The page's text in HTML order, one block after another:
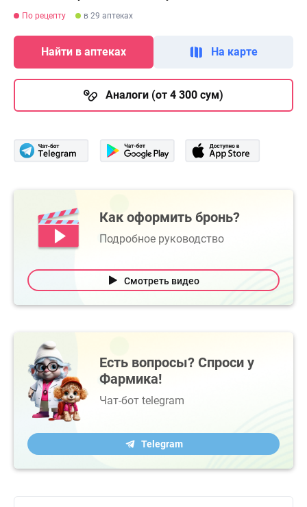
По рецепту в 29 аптеках
Найти в аптеках На карте
Аналоги (от 4 300 сум)
Как оформить бронь?
Подробное руководство
Смотреть видео
Есть вопросы? Спроси у
Фармика!
Чат-бот telegram
Telegram